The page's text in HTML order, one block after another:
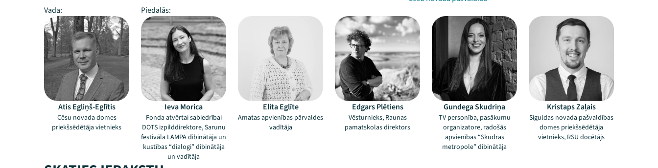
Vada:
Piedalās:
Atis Egliņš-Eglītis
Cēsu novada domes
priekšsēdētāja vietnieks
Ieva Morica
Fonda atvērtai sabiedrībai
DOTS izpilddirektore, Sarunu
festivāla LAMPA dibinātāja un
kustības “dialogi” dibinātāja
un vadītāja
Elita Eglīte
Amatas apvienības pārvaldes
vadītāja
Edgars Plētiens
Vēsturnieks, Raunas
pamatskolas direktors
Gundega Skudriņa
TV personība, pasākumu
organizatore, radošās
apvienības “Skudras
metropole” dibinātāja
Kristaps Zaļais
Siguldas novada pašvaldības
domes priekšsēdētāja
vietnieks, RSU docētājs